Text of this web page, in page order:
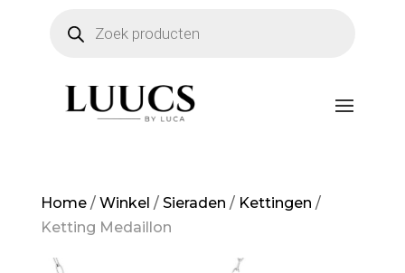
zoeken
Home/ Winkel / Sieraden / Kettingen /
Ketting Medaillon